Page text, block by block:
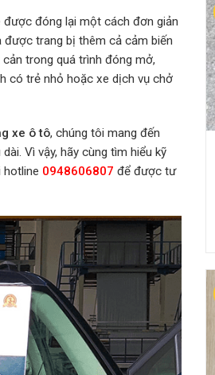
đóng lại một cách đơn giản
được trang bị thêm cả cảm biến
trong quá trình đóng mở,
có trẻ nhỏ hoặc xe dịch vụ chở
xe ô tô, chúng tôi mang đến
Vì vậy, hãy cùng tìm hiểu kỹ
hotline 0948606807 để được tư